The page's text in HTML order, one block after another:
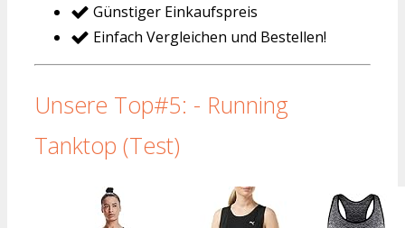
Günstiger Einkaufspreis
Einfach Vergleichen und Bestellen!
Unsere Top#5: - Running
Tanktop (Test)